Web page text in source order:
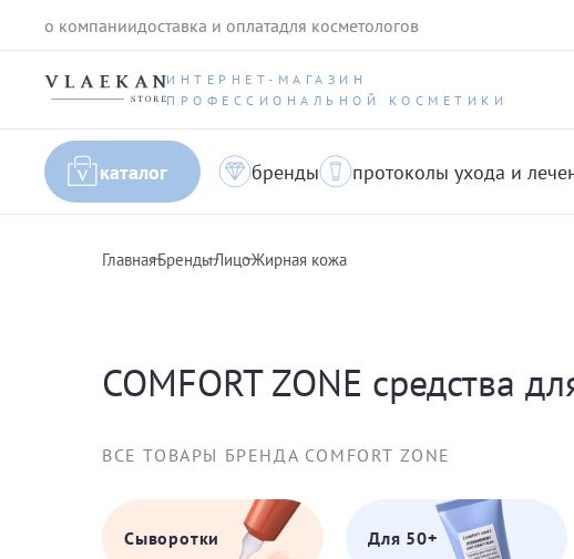
о компаниидоставка и оплатадля косметологов
ИНТЕРНЕТ-МАГАЗИН
ПРОФЕССИОНАЛЬНОЙ КОСМЕТИКИ
каталог бренды протоколы ухода и
ГлавнаяБрендыЛицоЖирная кожа
COMFORT ZONE средствa
ВСЕ ТОВАРЫ БРЕНДА COMFORT ZONE
Сыворотки Для 50+